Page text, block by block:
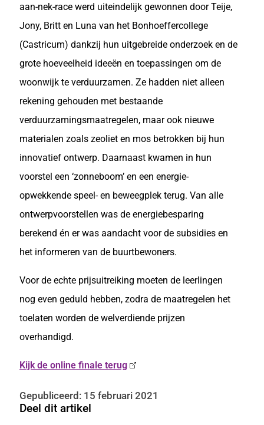
aan-nek-race werd uiteindelijk gewonnen door Teije,
Jony, Britt en Luna van het Bonhoeffercollege
(Castricum) dankzij hun uitgebreide onderzoek en de
grote hoeveelheid ideeën en toepassingen om de
woonwijk te verduurzamen. Ze hadden niet alleen
rekening gehouden met bestaande
verduurzamingsmaatregelen, maar ook nieuwe
materialen zoals zeoliet en mos betrokken bij hun
innovatief ontwerp. Daarnaast kwamen in hun
voorstel een ‘zonneboom’ en een energie-
opwekkende speel- en beweegplek terug. Van alle
ontwerpvoorstellen was de energiebesparing
berekend én er was aandacht voor de subsidies en
het informeren van de buurtbewoners.
Voor de echte prijsuitreiking moeten de leerlingen
nog even geduld hebben, zodra de maatregelen het
toelaten worden de welverdiende prijzen
overhandigd.
Kijk de online finale terug
Gepubliceerd: 15 februari 2021
Deel dit artikel